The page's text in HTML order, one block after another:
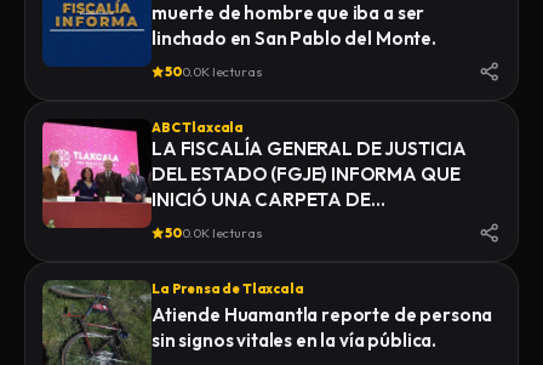
muerte de hombre que iba a ser
linchado en San Pablo del Monte.
500.0K lecturas
ABC Tlaxcala
LA FISCALÍA GENERAL DE JUSTICIA
DEL ESTADO (FGJE) INFORMA QUE
INICIÓ UNA CARPETA DE
INVESTIGACIÓN POR EL DELITO DE
MIENTRAS ERA TRASLADADO POR
ELEMENTOS DE LA POLICÍA MUNICIPAL
DE SAN PABLO DEL MONTE AL
500.0K lecturas
La Prensa de Tlaxcala
Atiende Huamantla reporte de persona
sin signos vitales en la vía pública.